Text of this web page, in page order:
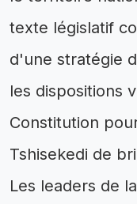
texte législatif
d'une stratégie
les dispositions
Constitution
Tshisekedi de
Les leaders de